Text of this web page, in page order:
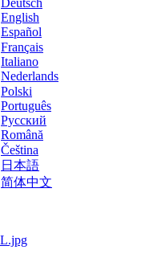
English
Español
Français
Italiano
Nederlands
Polski
Português
Pусский
Română
Čeština
日本語
简体中文